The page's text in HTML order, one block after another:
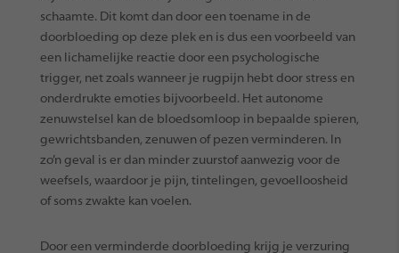
schaamte. Dit komt dan door een toename in de
doorbloeding op deze plek en is dus een voorbeeld van
een lichamelijke reactie door een psychologische
trigger, net zoals wanneer je rugpijn hebt door stress en
onderdrukte emoties bijvoorbeeld. Het autonome
zenuwstelsel kan de bloedsomloop in bepaalde spieren,
gewrichtsbanden, zenuwen of pezen verminderen. In
zo’n geval is er dan minder zuurstof aanwezig voor de
weefsels, waardoor je pijn, tintelingen, gevoelloosheid
of soms zwakte kan voelen.
Door een verminderde doorbloeding krijg je verzuring